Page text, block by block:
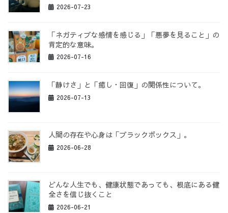
2026-07-23
「ネガティブな感情を感じる」「悪夢を見ること」の
肯定的な意味。
2026-07-16
「静けさ」と「癒し・回復」の関係性について。
2026-07-13
人間の存在や心身は「ブラックボックス」。
2026-06-28
どんな人生でも、健康状態であっても、根底にある健
全さを信じ抜くこと
2026-06-21